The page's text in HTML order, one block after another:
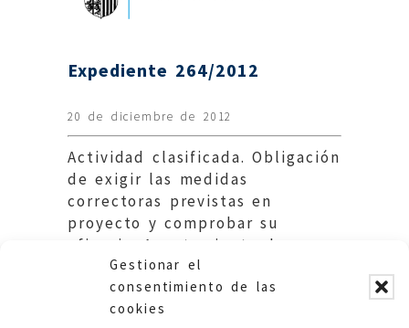
Gestionar el
consentimiento de las
cookies
Expediente 264/2012
20 de diciembre de 2012
Actividad clasificada. Obligación
de exigir las medidas
correctoras previstas en
proyecto y comprobar su
eficacia. Ayuntamiento de
Alagón.